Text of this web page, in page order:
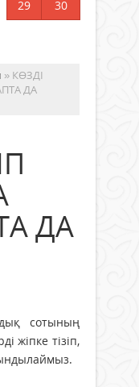
29
30
» КӨЗДІ
ДА
ДА
сотының
жіпке тізіп,